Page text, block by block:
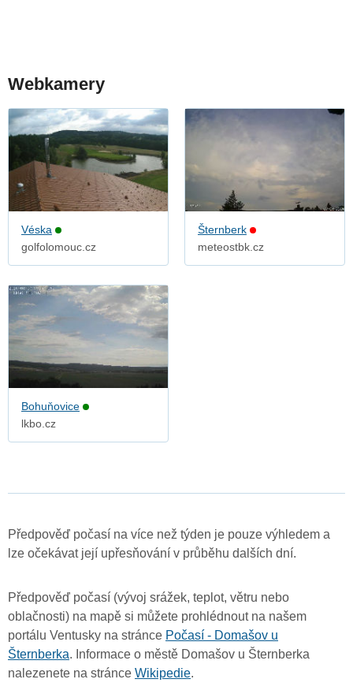
Webkamery
Véska
golfolomouc.cz
Šternberk
meteostbk.cz
Bohuňovice
lkbo.cz
Předpověď počasí na více než týden je pouze výhledem a
lze očekávat její upřesňování v průběhu dalších dní.
Předpověď počasí (vývoj srážek, teplot, větru nebo
oblačnosti) na mapě si můžete prohlédnout na našem
portálu Ventusky na stránce Počasí - Domašov u
Šternberka. Informace o městě Domašov u Šternberka
nalezenete na stránce Wikipedie.